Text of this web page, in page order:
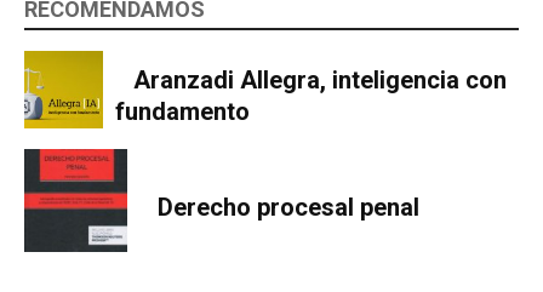
RECOMENDAMOS
Aranzadi Allegra, inteligencia con
fundamento
Derecho procesal penal